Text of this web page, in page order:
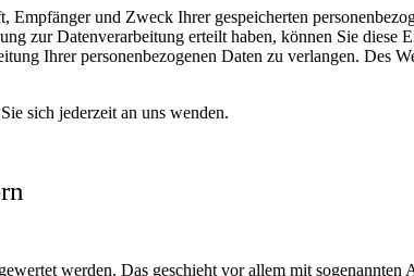
und Zweck Ihrer gespeicherten
zur Datenverarbeitung erteilt haben, können Sie
Ihrer personenbezogenen Daten zu verlangen. Des
sich jederzeit an uns wenden.
werden. Das geschieht vor allem mit sogenannten